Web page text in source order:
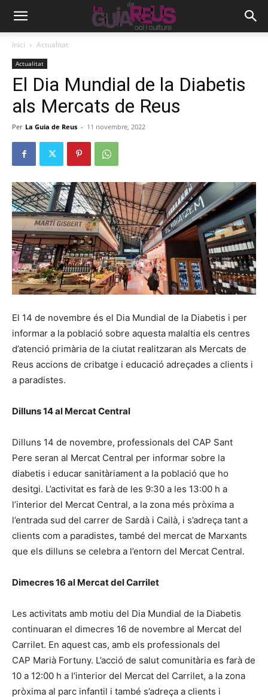
Inici Actualitat
Actualitat
El Dia Mundial de la Diabetis
als Mercats de Reus
Per La Guia de Reus - 11 novembre, 2022
El 14 de novembre és el Dia Mundial de la Diabetis i per
informar a la població sobre aquesta malaltia els centres
d’atenció primària de la ciutat realitzaran als Mercats de
Reus accions de cribatge i educació adreçades a clients i
a paradistes.
Dilluns 14 al Mercat Central
Dilluns 14 de novembre, professionals del CAP Sant
Pere seran al Mercat Central per informar sobre la
diabetis i educar sanitàriament a la població que ho
desitgi. L’activitat es farà de les 9:30 a les 13:00 h a
l’interior del Mercat Central, a la zona més pròxima a
l’entrada sud del carrer de Sardà i Cailà, i s’adreça tant a
clients com a paradistes, també del mercat de Marxants
que els dilluns se celebra a l’entorn del Mercat Central.
Dimecres 16 al Mercat del Carrilet
Les activitats amb motiu del Dia Mundial de la Diabetis
continuaran el dimecres 16 de novembre al Mercat del
Carrilet. En aquest cas, amb els professionals del
CAP Marià Fortuny. L’acció de salut comunitària es farà de
10 a 12:00 h a l’interior del Mercat del Carrilet, a la zona
pròxima al parc infantil i també s’adreça a clients i